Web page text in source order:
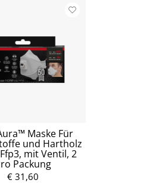
Maske Für
und Hartholz
mit Ventil, 2
Packung
€ 31,60